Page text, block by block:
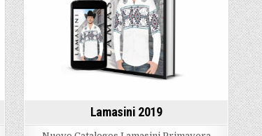
Lamasini 2019